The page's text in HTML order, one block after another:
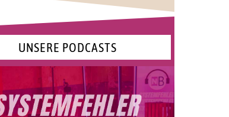
UNSERE PODCASTS